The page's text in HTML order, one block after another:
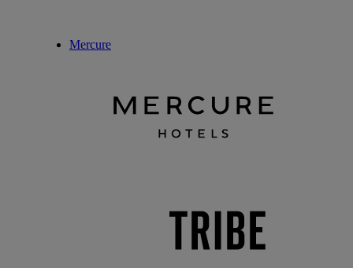
Mercure